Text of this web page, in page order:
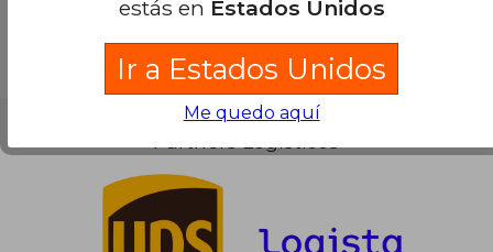
estás en Estados Unidos
Ir a Estados Unidos
Me quedo aquí